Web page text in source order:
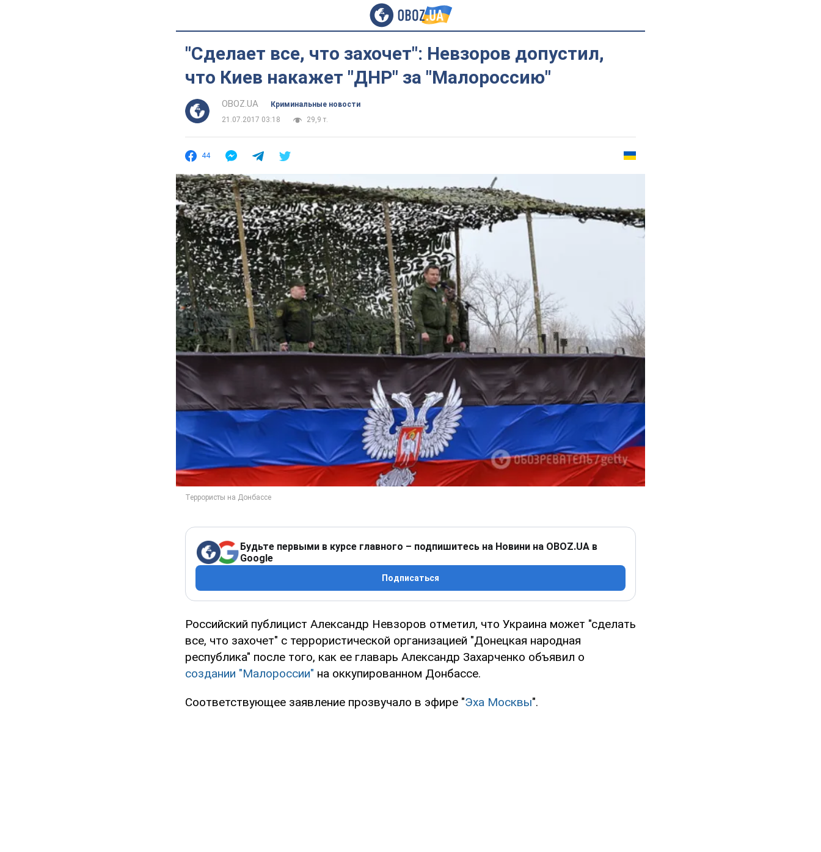
"Сделает все, что захочет": Невзоров допустил,
что Киев накажет "ДНР" за "Малороссию"
OBOZ.UA
Криминальные новости
21.07.2017 03:18
29,9 т.
44
Будьте первыми в курсе главного – подпишитесь на Новини на OBOZ.UA в
Google
Подписаться
Российский публицист Александр Невзоров отметил, что Украина может "сделать
все, что захочет" с террористической организацией "Донецкая народная
республика" после того, как ее главарь Александр Захарченко объявил о
создании "Малороссии" на оккупированном Донбассе.
Соответствующее заявление прозвучало в эфире "Эха Москвы".